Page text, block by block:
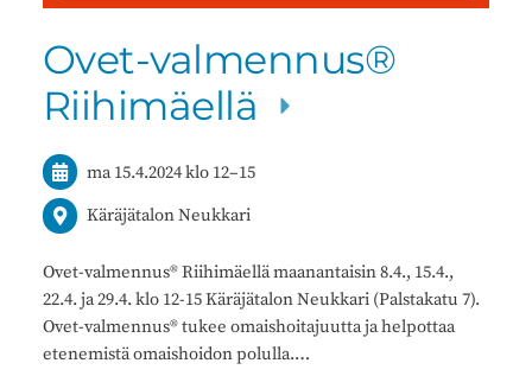
Ovet-valmennus®
Riihimäellä
ma 15.4.2024klo 12–15
Käräjätalon Neukkari
Ovet-valmennus® Riihimäellä maanantaisin 8.4., 15.4.,
22.4. ja 29.4. klo 12-15 Käräjätalon Neukkari (Palstakatu 7).
Ovet-valmennus® tukee omaishoitajuutta ja helpottaa
etenemistä omaishoidon polulla.…